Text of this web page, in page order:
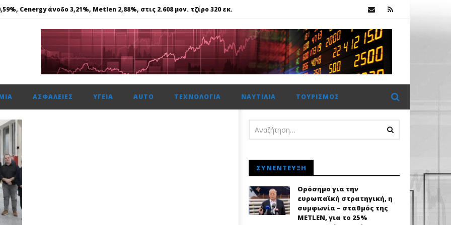
Cenergy άνοδο 3,21%, Metlen 2,88%, στις 2.608 μον. τζίρο 320 εκ.
ασφάλεια θέτει ως προτεραιότητα
Αποκτά το πρώτο Παρατηρητήριο Έργων
Cenergy άνοδο 3,21%, Metlen 2,88%, στις 2.608 μον. τζίρο 320 εκ.
ΑΣΦΆΛΕΙΕΣ ΥΓΕΊΑ AUTO ΤΕΧΝΟΛΟΓΊΑ ΝΑΥΤΙΛΊΑ ΤΟΥΡΙΣΜΌΣ
ΣΥΝΈΝΤΕΥΞΗ
Ορόσημο για την
ευρωπαϊκή στρατηγική, η
συμφωνία – σταθμός της
METLEN, για το 25%